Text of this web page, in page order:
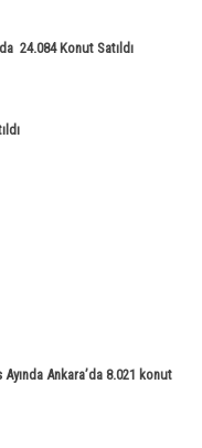
24.084 Konut Satıldı
Ayında Ankara’da 8.021 konut